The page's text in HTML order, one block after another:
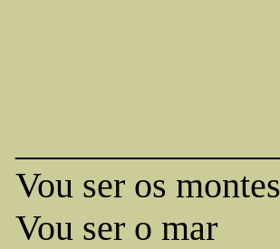
Vou ser os montes
Vou ser o mar